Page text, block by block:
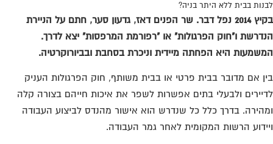
בבית ללא היתר בניה?
בקיץ 2014 נפל דבר. שר הפנים דאז, גדעון סער, חתם על הניירת
ו"חוק הפרגולות" או "רפורמת המרפסות" יצא לדרך.
היא הפחתה מיידית וניכרת בסחבת ובביורוקרטיה.
אם מדובר בבית פרטי או בבית משותף, חוק הפרגולות העניק
ולבעלי בתים אפשרות לשפר את איכות חייהם בצורה קלה
בדרך כלל כל שנדרש הוא אישור מהנדס לביצוע העבודה
הרשות המקומית לאחר גמר העבודה.